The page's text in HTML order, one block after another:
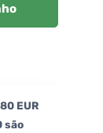
EUR
são